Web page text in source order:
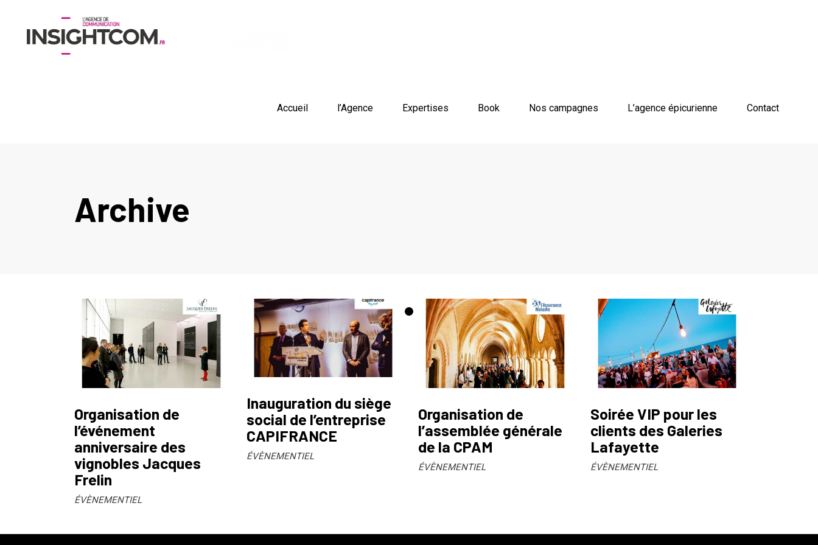
Accueil l’Agence Expertises Book Nos campagnes L’agence épicurienne Contact
Archive
Organisation de
l’événement
anniversaire des
vignobles Jacques
Frelin
ÉVÈNEMENTIEL
Inauguration du siège
social de l’entreprise
CAPIFRANCE
ÉVÈNEMENTIEL
Organisation de
l’assemblée générale
de la CPAM
ÉVÈNEMENTIEL
Soirée VIP pour les
clients des Galeries
Lafayette
ÉVÈNEMENTIEL